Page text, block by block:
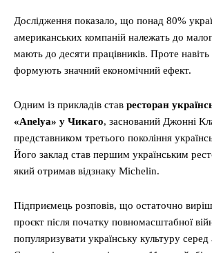
Дослідження показало, що понад 80%
американських компаній належать до
мають до десяти працівників. Проте навіть
формують значний економічний ефект.
Одним із прикладів став ресторан
«Anelya» у Чикаго, заснований Джонні
представником третього покоління
Його заклад став першим українським
який отримав відзнаку Michelin.
Підприємець розповів, що остаточно
проєкт після початку повномасштабної
популяризувати українську культуру серед